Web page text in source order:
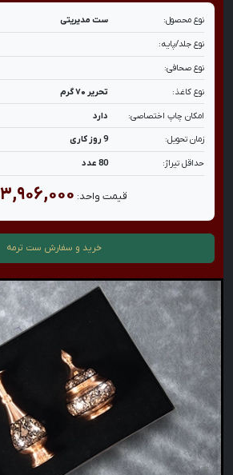
نوع محصول: ست مدیریتی
نوع جلد/پایه:
نوع صحافی:
نوع کاغذ: تحریر ۷۰ گرم
امکان چاپ اختصاصی: دارد
زمان تحویل: 9 روز کاری
حداقل تیراژ: 80 عدد
قیمت واحد: ۳,۹۰۶,۰۰۰
خرید و سفارش ست ترمه